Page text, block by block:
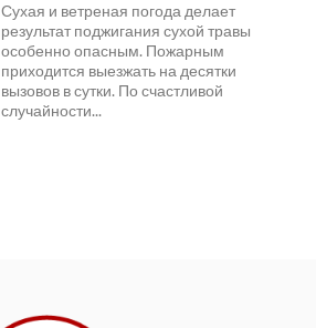
Сухая и ветреная погода делает
результат поджигания сухой травы
особенно опасным. Пожарным
приходится выезжать на десятки
вызовов в сутки. По счастливой
случайности...